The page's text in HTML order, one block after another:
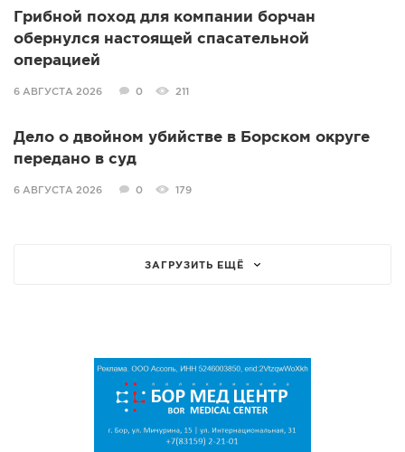
Грибной поход для компании борчан
обернулся настоящей спасательной
операцией
6 АВГУСТА 2026 0 211
Дело о двойном убийстве в Борском округе
передано в суд
6 АВГУСТА 2026 0 179
ЗАГРУЗИТЬ ЕЩЁ